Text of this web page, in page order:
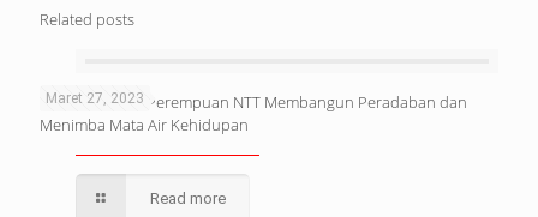
Related posts
Maret 27, 2023
Hutan: Tempat Perempuan NTT Membangun Peradaban dan
Menimba Mata Air Kehidupan
Read more